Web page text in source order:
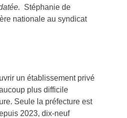
Stéphanie de
nationale au syndicat
un établissement privé
plus difficile
Seule la préfecture est
2023, dix-neuf